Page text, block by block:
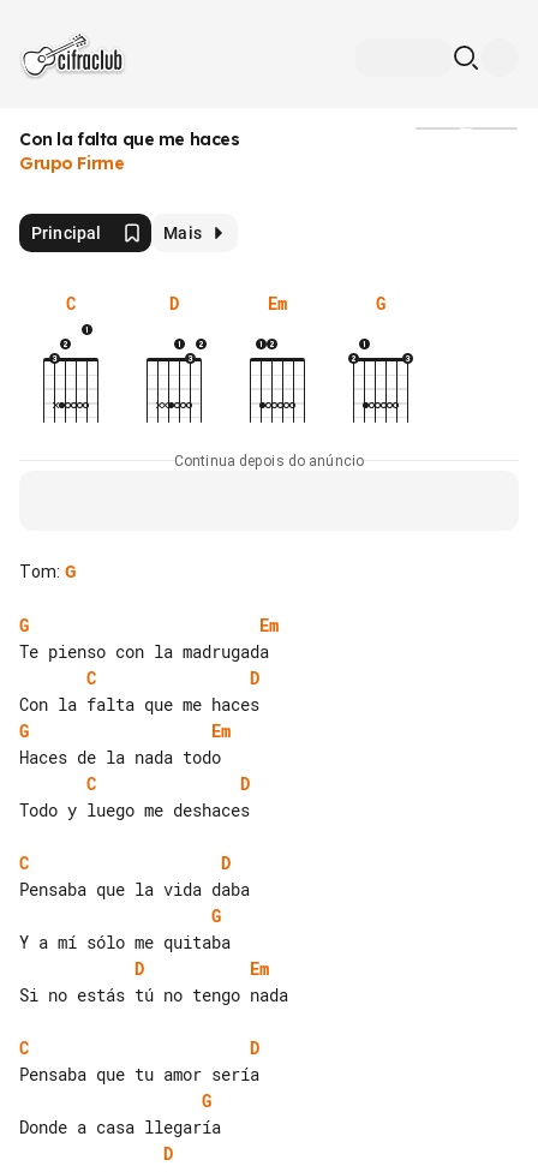
Con la falta que me haces
Grupo Firme
Principal Mais
C D Em G
Continua depois do anúncio
Tom: G
G
Em
C
D
G
Em
C
D
Todo y luego me deshaces
C
D
G
D
Em
Si no estás tú no tengo nada
C
D
G
D